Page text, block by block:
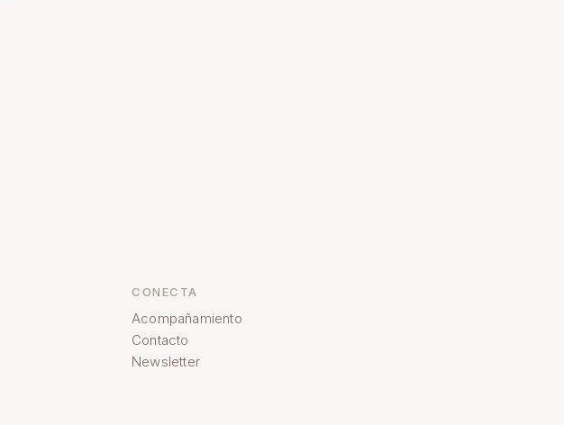
CONECTA
Acompañamiento
Contacto
Newsletter